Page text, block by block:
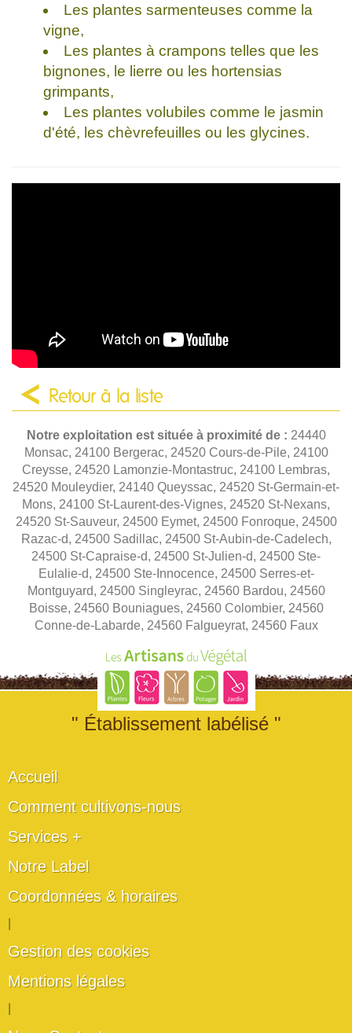
Les plantes sarmenteuses comme la
vigne,
Les plantes à crampons telles que les
bignones, le lierre ou les hortensias
grimpants,
Les plantes volubiles comme le jasmin
d'été, les chèvrefeuilles ou les glycines.
Retour à la liste
Notre exploitation est située à proximité de : 24440
Monsac, 24100 Bergerac, 24520 Cours-de-Pile, 24100
Creysse, 24520 Lamonzie-Montastruc, 24100 Lembras,
24520 Mouleydier, 24140 Queyssac, 24520 St-Germain-et-
Mons, 24100 St-Laurent-des-Vignes, 24520 St-Nexans,
24520 St-Sauveur, 24500 Eymet, 24500 Fonroque, 24500
Razac-d, 24500 Sadillac, 24500 St-Aubin-de-Cadelech,
24500 St-Capraise-d, 24500 St-Julien-d, 24500 Ste-
Eulalie-d, 24500 Ste-Innocence, 24500 Serres-et-
Montguyard, 24500 Singleyrac, 24560 Bardou, 24560
Boisse, 24560 Bouniagues, 24560 Colombier, 24560
Conne-de-Labarde, 24560 Falgueyrat, 24560 Faux
" Établissement labélisé "
Accueil
Comment cultivons-nous
Services +
Notre Label
Coordonnées & horaires
Gestion des cookies
Mentions légales